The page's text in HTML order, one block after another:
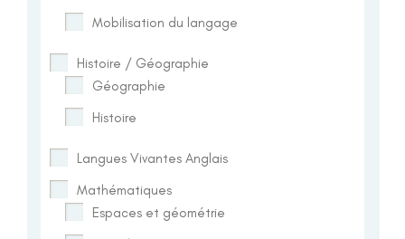
Mobilisation du langage
Histoire / Géographie
Géographie
Histoire
Langues Vivantes Anglais
Mathématiques
Espaces et géométrie